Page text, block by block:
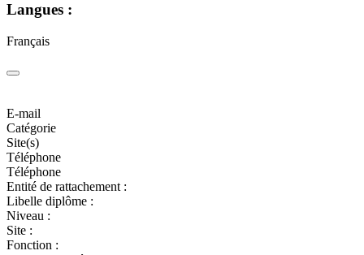
Langues :
Français
E-mail
Catégorie
Site(s)
Téléphone
Téléphone
Entité de rattachement :
Libelle diplôme :
Niveau :
Site :
Fonction :